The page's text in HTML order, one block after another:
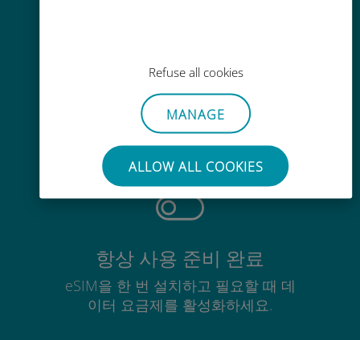
Refuse all cookies
MANAGE
ALLOW ALL COOKIES
간편한
기존 SIM 카드를 제거할 필요가 없습
니다.
항상 사용 준비 완료
eSIM을 한 번 설치하고 필요할 때 데
이터 요금제를 활성화하세요.